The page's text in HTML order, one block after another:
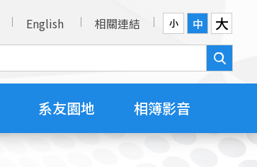
English 相關連結 小 中 大
系友園地 相簿影音